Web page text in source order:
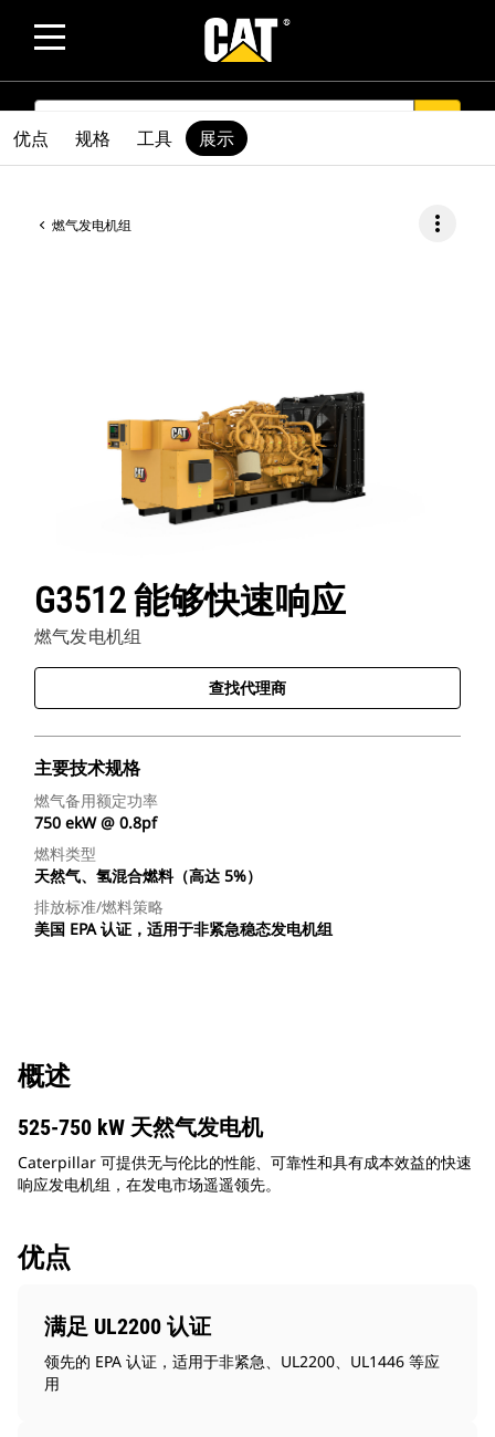
SEARCH
燃气发电机组 more_vert
G3512 能够快速响应
燃气发电机组
查找代理商
主要技术规格
燃气备用额定功率
750 ekW @ 0.8pf
燃料类型
天然气、氢混合燃料（高达 5%）
排放标准/燃料策略
美国 EPA 认证，适用于非紧急稳态发电机组
优点 规格 工具 展示
概述
525-750 kW 天然气发电机
Caterpillar 可提供无与伦比的性能、可靠性和具有成本效益的快速
响应发电机组，在发电市场遥遥领先。
优点
满足 UL2200 认证
领先的 EPA 认证，适用于非紧急、UL2200、UL1446 等应
用